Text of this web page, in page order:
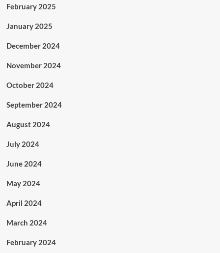
February 2025
January 2025
December 2024
November 2024
October 2024
September 2024
August 2024
July 2024
June 2024
May 2024
April 2024
March 2024
February 2024